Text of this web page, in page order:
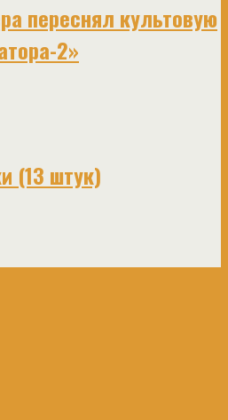
переснял культовую
2»
(13 штук)